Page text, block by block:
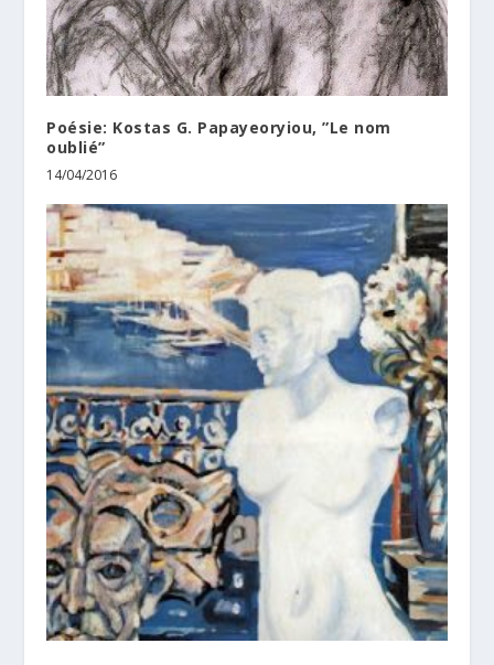
Poésie: Kostas G. Papayeoryiou, ”Le nom
oublié”
14/04/2016